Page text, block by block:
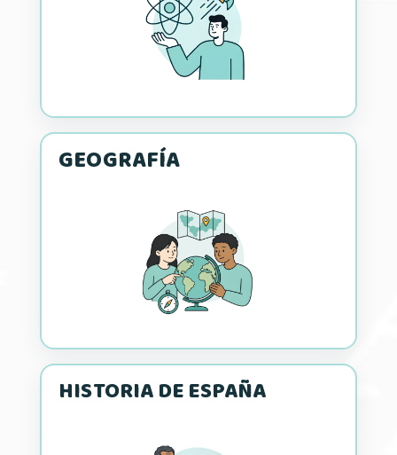
GEOGRAFÍA
HISTORIA DE ESPAÑA